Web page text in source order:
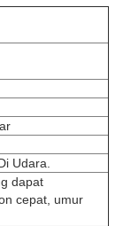
Udara.
dapat
cepat, umur